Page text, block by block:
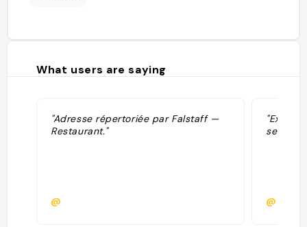
What users are saying
"Adresse répertoriée par Falstaff —
Restaurant."
@
service "